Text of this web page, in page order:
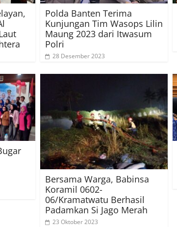
Polda Banten Terima
Kunjungan Tim Wasops Lilin
Maung 2023 dari Itwasum
Polri
28 Desember 2023
Bersama Warga, Babinsa
Koramil 0602-
06/Kramatwatu Berhasil
Padamkan Si Jago Merah
23 Oktober 2023